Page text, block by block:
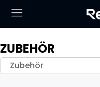
ZUBEHÖR
Zubehör